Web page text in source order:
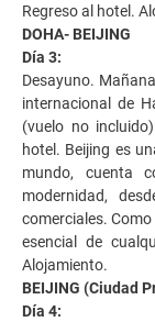
Regreso al hotel.
DOHA- BEIJING
Día 3:
Desayuno.
internacional de
(vuelo no
hotel. Beijing es
mundo, cuenta
modernidad,
comerciales.
esencial de
Alojamiento.
BEIJING (Ciudad
Día 4: